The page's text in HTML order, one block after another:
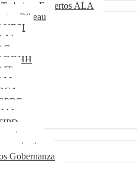
y Expertos ALA
Ribeau
Gobernanza